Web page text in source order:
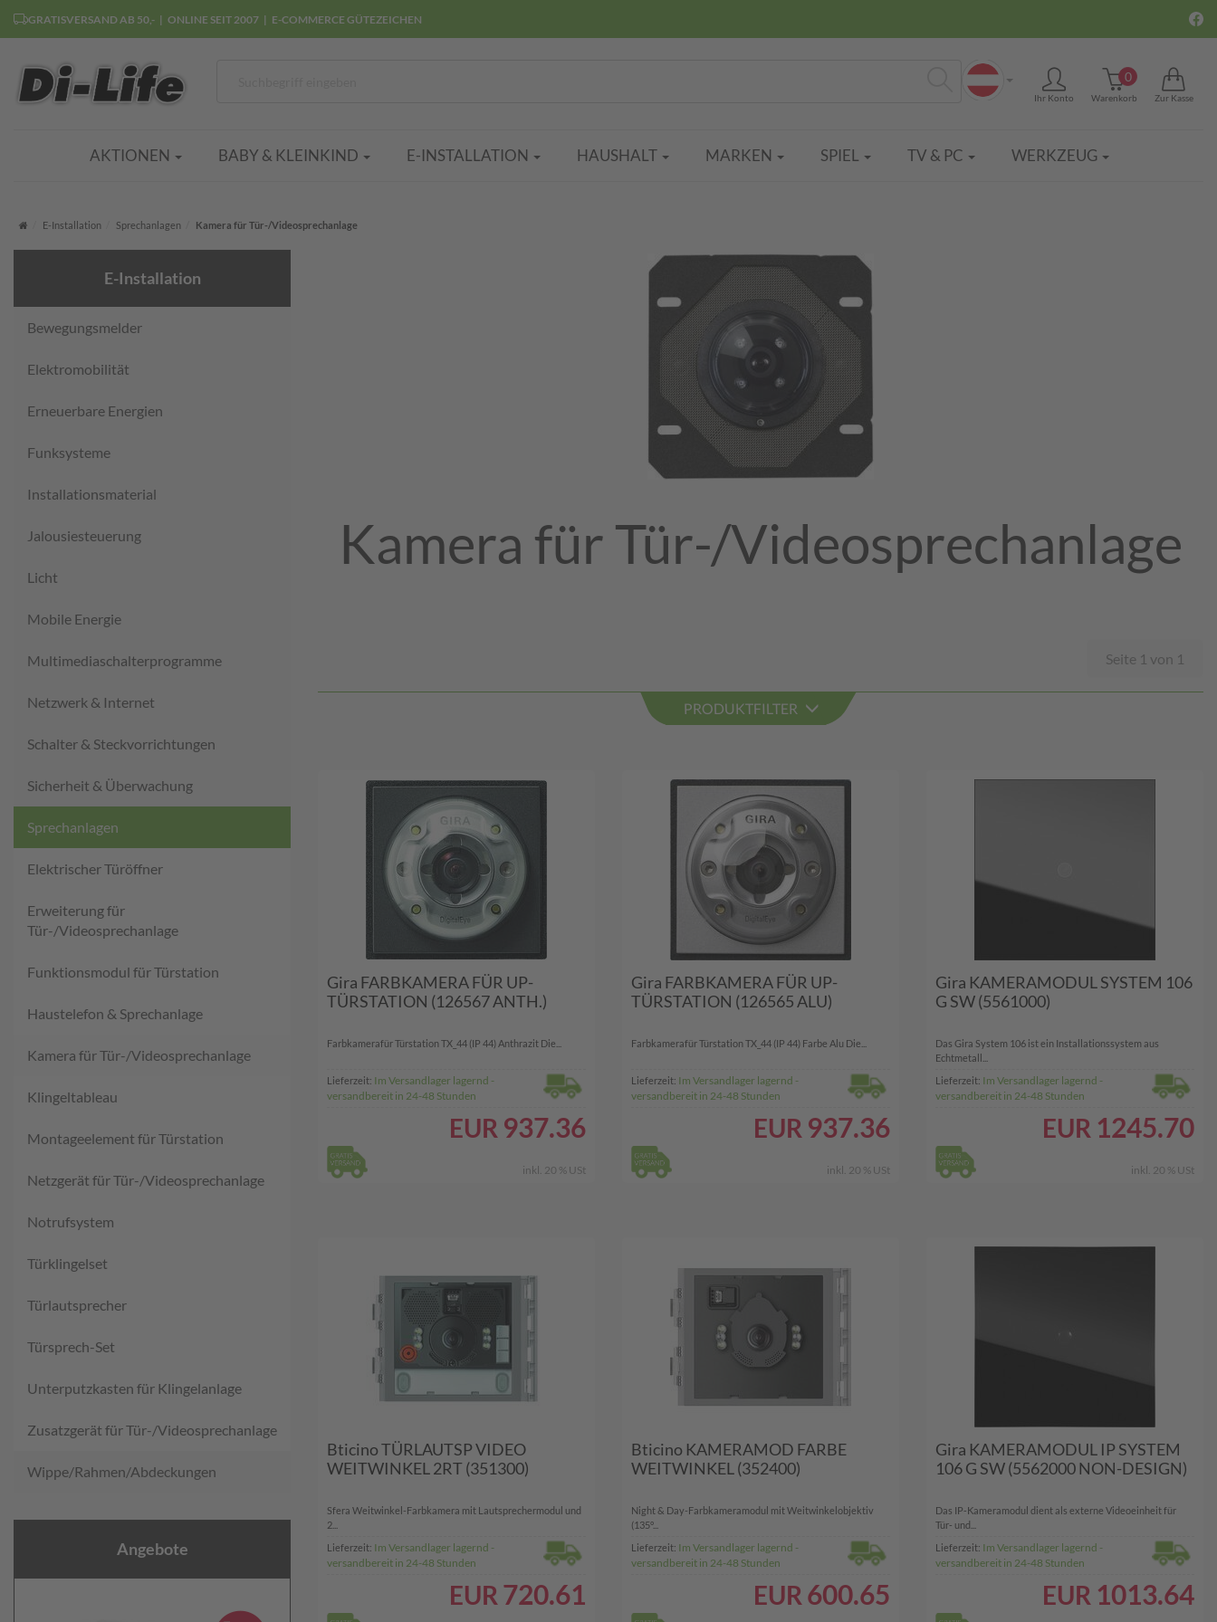
GRATISVERSAND AB 50,- ONLINE SEIT 2007 E-COMMERCE GÜTEZEICHEN
Suchen Ihr Konto Warenkorb
0
Zur Kasse
AKTIONEN BABY & KLEINKIND E-INSTALLATION HAUSHALT MARKEN SPIEL TV & PC WERKZEUG
Startseite
E-Installation Sprechanlagen Kamera für Tür-/Videosprechanlage
E-Installation
Bewegungsmelder
Elektromobilität
Erneuerbare Energien
Funksysteme
Installationsmaterial
Jalousiesteuerung
Licht
Mobile Energie
Multimediaschalterprogramme
Netzwerk & Internet
Schalter & Steckvorrichtungen
Sicherheit & Überwachung
Sprechanlagen
Elektrischer Türöffner
Erweiterung für
Tür-/Videosprechanlage
Funktionsmodul für Türstation
Haustelefon & Sprechanlage
Kamera für Tür-/Videosprechanlage
Klingeltableau
Montageelement für Türstation
Netzgerät für Tür-/Videosprechanlage
Notrufsystem
Türklingelset
Türlautsprecher
Türsprech-Set
Unterputzkasten für Klingelanlage
Zusatzgerät für Tür-/Videosprechanlage
Wippe/Rahmen/Abdeckungen
Angebote
Kamera für Tür-/Videosprechanlage
Seite 1 von 1
PRODUKTFILTER
Gira FARBKAMERA FÜR UP-
TÜRSTATION (126567 ANTH.)
Farbkamerafür Türstation TX_44 (IP 44) Anthrazit Die...
Lieferzeit: Im Versandlager lagernd -
versandbereit in 24-48 Stunden
EUR 937.36
inkl. 20 % USt
Gira FARBKAMERA FÜR UP-
TÜRSTATION (126565 ALU)
Farbkamerafür Türstation TX_44 (IP 44) Farbe Alu Die...
Lieferzeit: Im Versandlager lagernd -
versandbereit in 24-48 Stunden
EUR 937.36
inkl. 20 % USt
Gira KAMERAMODUL SYSTEM 106
G SW (5561000)
Das Gira System 106 ist ein Installationssystem aus
Echtmetall...
Lieferzeit: Im Versandlager lagernd -
versandbereit in 24-48 Stunden
EUR 1245.70
inkl. 20 % USt
Bticino TÜRLAUTSP VIDEO
WEITWINKEL 2RT (351300)
Sfera Weitwinkel-Farbkamera mit Lautsprechermodul und
2...
Lieferzeit: Im Versandlager lagernd -
versandbereit in 24-48 Stunden
EUR 720.61
Bticino KAMERAMOD FARBE
WEITWINKEL (352400)
Night & Day-Farbkameramodul mit Weitwinkelobjektiv
(135°...
Lieferzeit: Im Versandlager lagernd -
versandbereit in 24-48 Stunden
EUR 600.65
Gira KAMERAMODUL IP SYSTEM
106 G SW (5562000 NON-DESIGN)
Das IP‑Kameramodul dient als externe Videoeinheit für
Tür‑ und...
Lieferzeit: Im Versandlager lagernd -
versandbereit in 24-48 Stunden
EUR 1013.64